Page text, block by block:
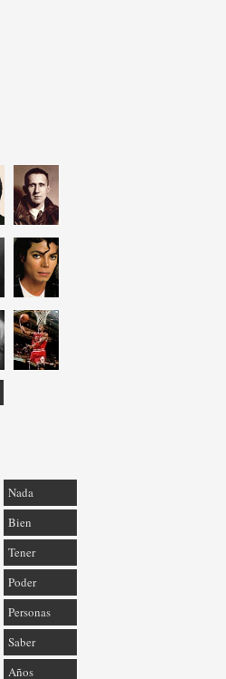
Nada
Bien
Tener
Poder
Personas
Saber
Años